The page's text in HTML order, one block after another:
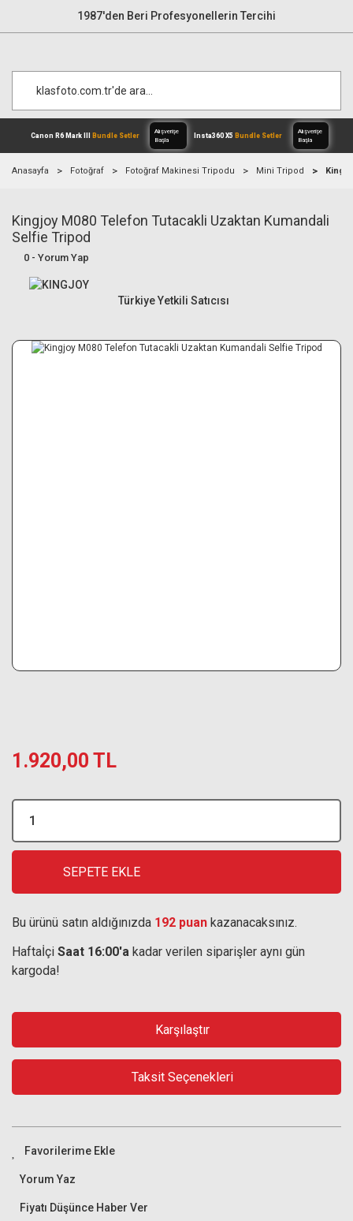
1987'den Beri Profesyonellerin Tercihi
Canon R6 Mark III Bundle Setler
Alışverişe
Anasayfa Fotoğraf Fotoğraf Makinesi Tripodu Mini Tripod
Kingjoy M080 Telefon Tutacakli Uzaktan Kumandali
Selfie Tripod
0 - Yorum Yap
Türkiye Yetkili Satıcısı
1.920,00 TL
SEPETE EKLE
Bu ürünü satın aldığınızda 192 puan kazanacaksınız.
Haftaİçi Saat 16:00'a kadar verilen siparişler aynı gün
kargoda!
Karşılaştır
Taksit Seçenekleri
Yorum Yaz
Fiyatı Düşünce Haber Ver